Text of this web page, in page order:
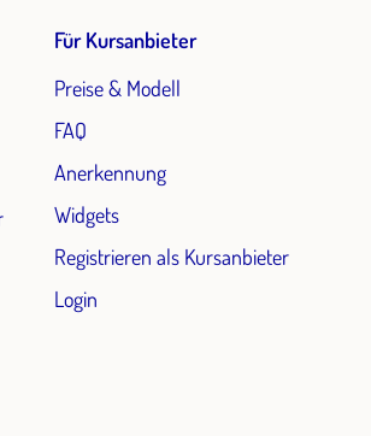
Für Kursanbieter
Preise & Modell
FAQ
Anerkennung
Widgets
Registrieren als Kursanbieter
Login